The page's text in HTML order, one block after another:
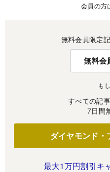
会員の方
無料会員限定
無料会
も
すべての記
7日間
ダイヤモンド
最大1万円割引キ